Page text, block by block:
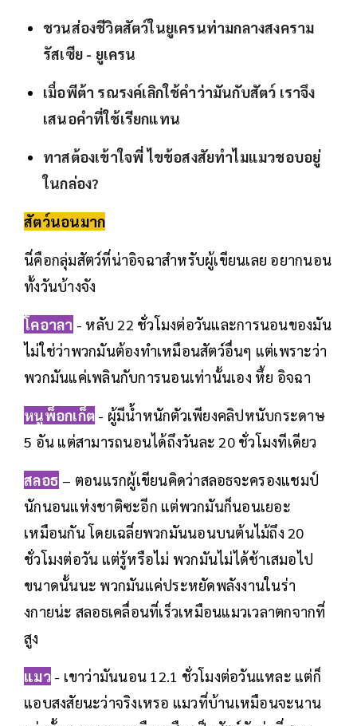
ชวนส่องชีวิตสัตว์ในยูเครนท่ามกลางสงคราม
รัสเซีย - ยูเครน
เมื่อพีต้า รณรงค์เลิกใช้คำว่ามันกับสัตว์ เราจึง
เสนอคำที่ใช้เรียกแทน
ทาสต้องเข้าใจพี่ ไขข้อสงสัยทำไมแมวชอบอยู่
ในกล่อง?
สัตว์นอนมาก
นี่คือกลุ่มสัตว์ที่น่าอิจฉาสำหรับผู้เขียนเลย อยากนอน
ทั้งวันบ้างจัง
โคอาลา - หลับ 22 ชั่วโมงต่อวันและการนอนของมัน
ไม่ใช่ว่าพวกมันต้องทำเหมือนสัตว์อื่นๆ แต่เพราะว่า
พวกมันแค่เพลินกับการนอนเท่านั้นเอง หึ้ย อิจฉา
หนูพ็อกเก็ต - ผู้มีน้ำหนักตัวเพียงคลิปหนับกระดาษ
5 อัน แต่สามารถนอนได้ถึงวันละ 20 ชั่วโมงทีเดียว
สลอธ – ตอนแรกผู้เขียนคิดว่าสลอธจะครองแชมป์
นักนอนแห่งชาติซะอีก แต่พวกมันก็นอนเยอะ
เหมือนกัน โดยเฉลี่ยพวกมันนอนบนต้นไม้ถึง 20
ชั่วโมงต่อวัน แต่รู้หรือไม่ พวกมันไม่ได้ช้าเสมอไป
ขนาดนั้นนะ พวกมันแค่ประหยัดพลังงานในร่า
งกายน่ะ สลอธเคลื่อนที่เร็วเหมือนแมวเวลาตกจากที่
สูง
แมว- เขาว่ามันนอน 12.1 ชั่วโมงต่อวันแหละ แต่ก็
แอบสงสัยนะว่าจริงเหรอ แมวที่บ้านเหมือนจะนาน